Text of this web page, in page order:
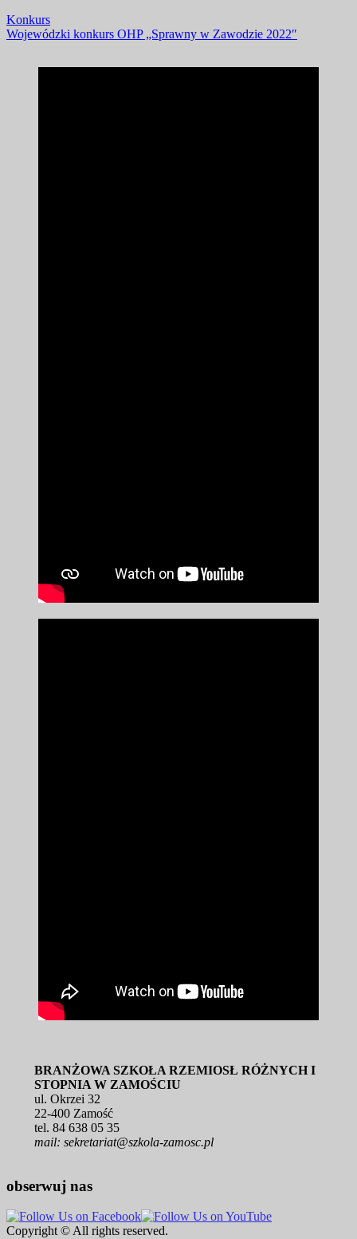
Nawigacja
wpisu
Konkurs
Wojewódzki konkurs OHP „Sprawny w Zawodzie 2022″
BRANŻOWA SZKOŁA RZEMIOSŁ RÓŻNYCH I
STOPNIA W ZAMOŚCIU
ul. Okrzei 32
22-400 Zamość
tel. 84 638 05 35
mail: sekretariat@szkola-zamosc.pl
obserwuj nas
Copyright © All rights reserved.